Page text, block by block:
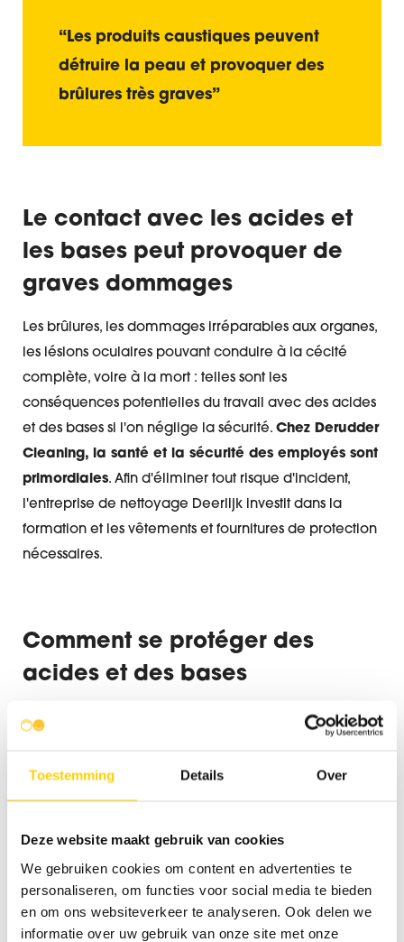
Toestemming Details Over
Deze website maakt gebruik van cookies
We gebruiken cookies om content en advertenties te
personaliseren, om functies voor social media te bieden
en om ons websiteverkeer te analyseren. Ook delen we
informatie over uw gebruik van onze site met onze
“Les produits caustiques peuvent
détruire la peau et provoquer des
brûlures très graves”
Le contact avec les acides et
les bases peut provoquer de
graves dommages
Les brûlures, les dommages irréparables aux organes,
les lésions oculaires pouvant conduire à la cécité
complète, voire à la mort : telles sont les
conséquences potentielles du travail avec des acides
et des bases si l'on néglige la sécurité. Chez Derudder
Cleaning, la santé et la sécurité des employés sont
primordiales. Afin d'éliminer tout risque d'incident,
l'entreprise de nettoyage Deerlijk investit dans la
formation et les vêtements et fournitures de protection
nécessaires.
Comment se protéger des
acides et des bases
Chaque fois qu'une équipe sort, elle est
de premiers secours. En cas d'incident, il peut
abondant peut éviter bien des dommages. Mais
évidemment, Derudder Cleaning ne veut jamais être
confronté à une telle situation. Mieux vaut prévenir
que guérir.